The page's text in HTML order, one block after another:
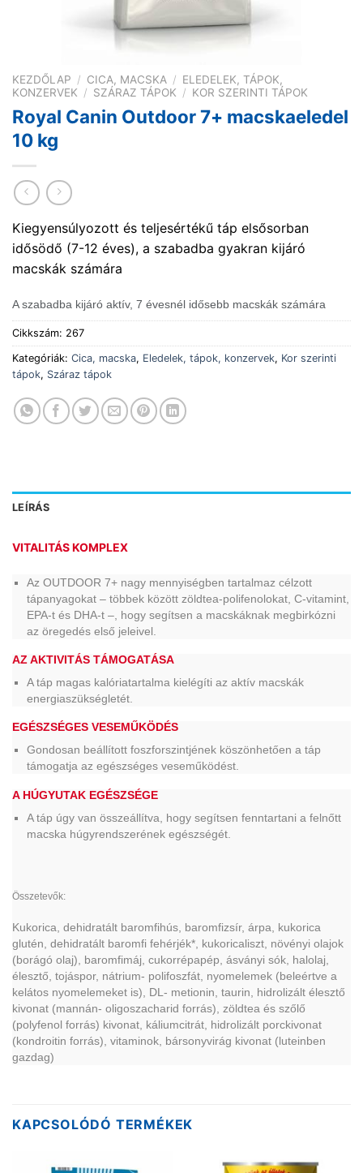
KEZDŐLAP / CICA, MACSKA / ELEDELEK, TÁPOK,
KONZERVEK / SZÁRAZ TÁPOK / KOR SZERINTI TÁPOK
Royal Canin Outdoor 7+ macskaeledel
10 kg
Kiegyensúlyozott és teljesértékű táp elsősorban
idősödő (7-12 éves), a szabadba gyakran kijáró
macskák számára
A szabadba kijáró aktív, 7 évesnél idősebb macskák számára
Cikkszám: 267
Kategóriák: Cica, macska, Eledelek, tápok, konzervek, Kor szerinti
tápok, Száraz tápok
LEÍRÁS
VITALITÁS KOMPLEX
Az OUTDOOR 7+ nagy mennyiségben tartalmaz célzott
tápanyagokat – többek között zöldtea-polifenolokat, C-vitamint,
EPA-t és DHA-t –, hogy segítsen a macskáknak megbirkózni
az öregedés első jeleivel.
AZ AKTIVITÁS TÁMOGATÁSA
A táp magas kalóriatartalma kielégíti az aktív macskák
energiaszükségletét.
EGÉSZSÉGES VESEMŰKÖDÉS
Gondosan beállított foszforszintjének köszönhetően a táp
támogatja az egészséges veseműködést.
A HÚGYUTAK EGÉSZSÉGE
A táp úgy van összeállítva, hogy segítsen fenntartani a felnőtt
macska húgyrendszerének egészségét.
Összetevők:
Kukorica, dehidratált baromfihús, baromfizsír, árpa, kukorica
glutén, dehidratált baromfi fehérjék*, kukoricaliszt, növényi olajok
(borágó olaj), baromfimáj, cukorrépapép, ásványi sók, halolaj,
élesztő, tojáspor, nátrium- polifoszfát, nyomelemek (beleértve a
kelátos nyomelemeket is), DL- metionin, taurin, hidrolizált élesztő
kivonat (mannán- oligoszacharid forrás), zöldtea és szőlő
(polyfenol forrás) kivonat, káliumcitrát, hidrolizált porckivonat
(kondroitin forrás), vitaminok, bársonyvirág kivonat (luteinben
gazdag)
KAPCSOLÓDÓ TERMÉKEK